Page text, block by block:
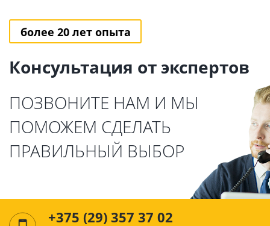
более 20 лет опыта
Консультация от экспертов
ПОЗВОНИТЕ НАМ И МЫ
ПОМОЖЕМ СДЕЛАТЬ
ПРАВИЛЬНЫЙ ВЫБОР
+375 (29) 357 37 02